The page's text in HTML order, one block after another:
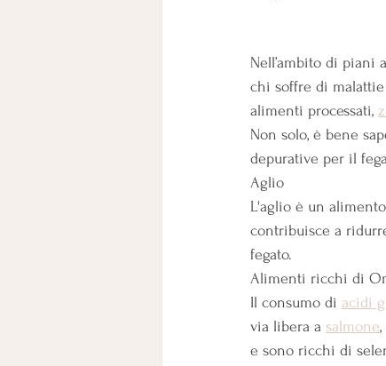
Nell’ambito di piani
chi soffre di
alimenti processati,
Non solo, è bene
depurative per il
Aglio
L'aglio è un
contribuisce a
fegato.
Alimenti ricchi di
Il consumo di acidi
via libera a salmone
e sono ricchi di